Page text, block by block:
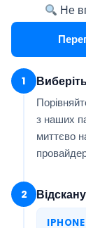
Не
1
з наших
миттєво
2
IPHONE